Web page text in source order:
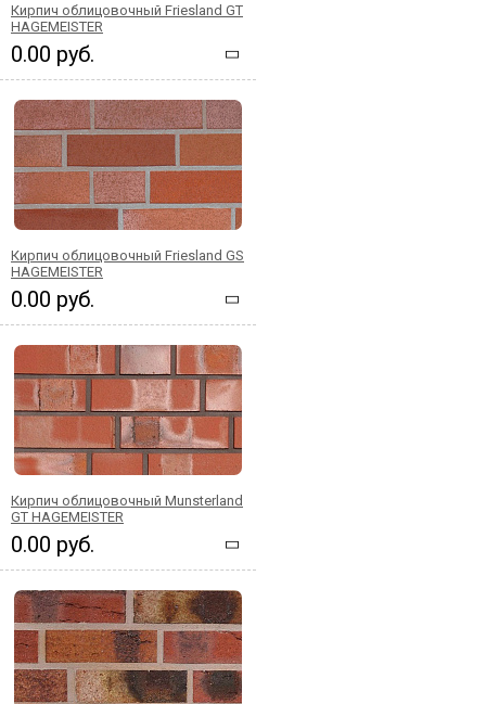
Кирпич облицовочный Friesland GT
HAGEMEISTER
0.00 руб.
Кирпич облицовочный Friesland GS
HAGEMEISTER
0.00 руб.
Кирпич облицовочный Munsterland
GT HAGEMEISTER
0.00 руб.